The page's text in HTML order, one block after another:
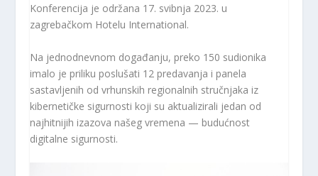
Konferencija je održana 17. svibnja 2023. u
zagrebačkom Hotelu International.
Na jednodnevnom događanju, preko 150 sudionika
imalo je priliku poslušati 12 predavanja i panela
sastavljenih od vrhunskih regionalnih stručnjaka iz
kibernetičke sigurnosti koji su aktualizirali jedan od
najhitnijih izazova našeg vremena — budućnost
digitalne sigurnosti.